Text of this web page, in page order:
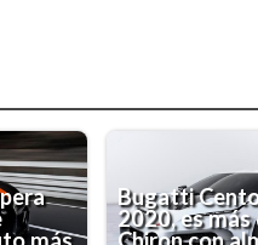
Bugatti
2020, es más